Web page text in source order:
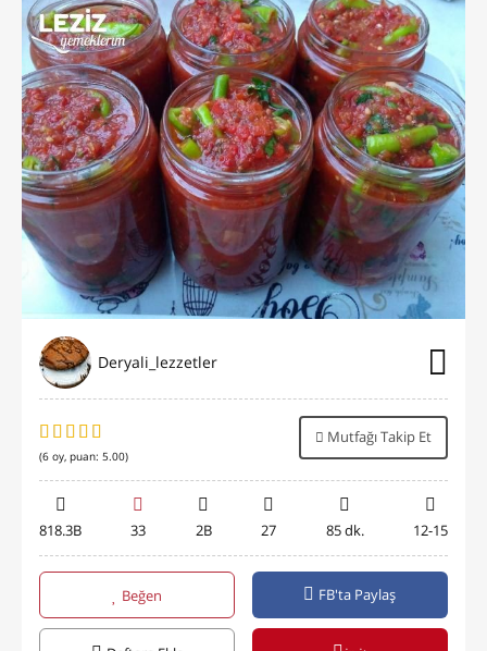
Deryali_lezzetler
(6 oy, puan: 5.00)
Mutfağı Takip Et
818.3B 33 2B 27 85 dk. 12-15
Beğen FB'ta Paylaş